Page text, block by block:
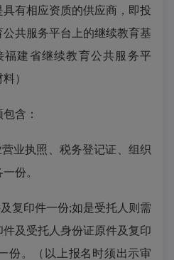
具有相应资质的供应商，即投
共服务平台上的继续教育基
建省继续教育公共服务平
）
含：
业执照、税务登记证、组织
份。
复印件一份;如是受托人则需
及受托人身份证原件及复印
份。（以上报名时须出示审